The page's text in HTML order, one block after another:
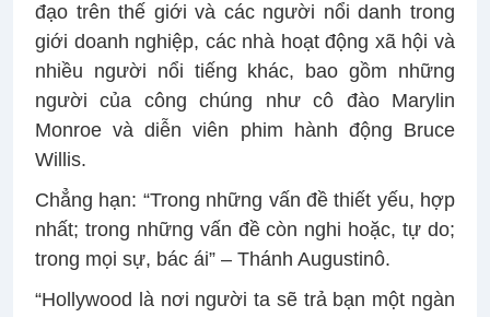
đạo trên thế giới và các người nổi danh trong
giới doanh nghiệp, các nhà hoạt động xã hội và
nhiều người nổi tiếng khác, bao gồm những
người của công chúng như cô đào Marylin
Monroe và diễn viên phim hành động Bruce
Willis.
Chẳng hạn: “Trong những vấn đề thiết yếu, hợp
nhất; trong những vấn đề còn nghi hoặc, tự do;
trong mọi sự, bác ái” – Thánh Augustinô.
“Hollywood là nơi người ta sẽ trả bạn một ngàn